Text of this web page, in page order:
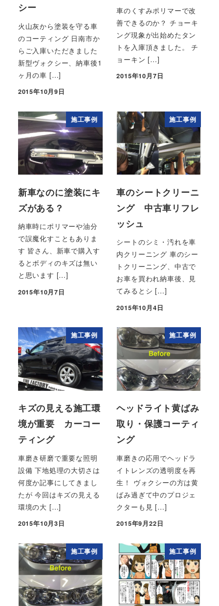
シー
火山灰から塗装を守る車
のコーティング 日南市か
らご入庫いただきました
新型ヴォクシー、納車後1
ヶ月の車 […]
投稿日
2015年10月9日
車のくすみポリマーで改
善できるのか？ チョーキ
ング現象が出始めたタン
トを入庫頂きました。 チ
ョーキン […]
投稿日
2015年10月7日
施工事例
新車なのに塗装にキ
ズがある？
納車時にポリマーや油分
で誤魔化すこともありま
す 皆さん、新車で購入す
るとボディのキズは無い
と思います […]
投稿日
2015年10月7日
施工事例
車のシートクリーニ
ング 中古車リフレ
ッシュ
シートのシミ・汚れを車
内クリーニング 車のシー
トクリーニング、中古で
お車を買われ納車後、見
てみるとシ […]
投稿日
2015年10月4日
施工事例
キズの見える施工環
境が重要 カーコー
ティング
車磨き研磨で重要な照明
設備 下地処理の大切さは
何度か記事にしてきまし
たが 今回はキズの見える
環境の大 […]
投稿日
2015年10月3日
施工事例
ヘッドライト黄ばみ
取り・保護コーティ
ング
車磨きの応用でヘッドラ
イトレンズの透明度を再
生！ ヴォクシーの方は黄
ばみ過ぎて中のプロジェ
クターも見 […]
投稿日
2015年9月22日
施工事例 施工事例